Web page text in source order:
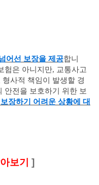
어선 보장을 제공합니
험은 아니지만, 교통사고
사적 책임이 발생할 경
안전을 보호하기 위한 보
장하기 어려운 상황에 대
보기 ]